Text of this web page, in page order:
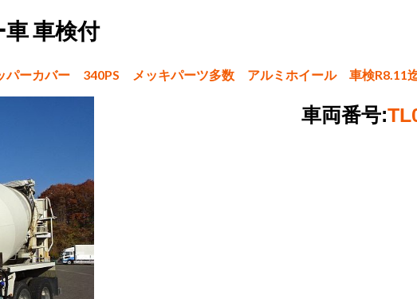
車検付
パーカバー 340PS メッキパーツ多数 アルミホイール 車検R8.11
車両番号: